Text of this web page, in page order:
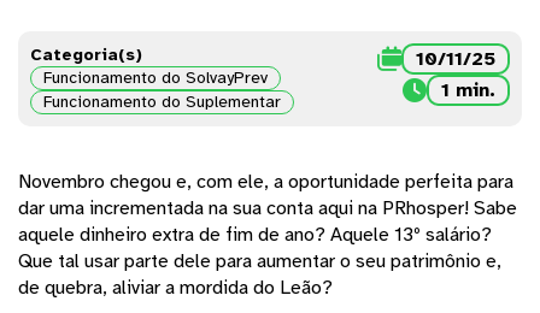
Categoria(s)
Funcionamento do SolvayPrev
Funcionamento do Suplementar
 10/11/25
 1 min.
Novembro chegou e, com ele, a oportunidade perfeita para
dar uma incrementada na sua conta aqui na PRhosper! Sabe
aquele dinheiro extra de fim de ano? Aquele 13º salário?
Que tal usar parte dele para aumentar o seu patrimônio e,
de quebra, aliviar a mordida do Leão?